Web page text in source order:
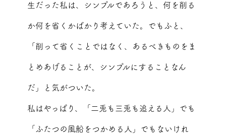
生だった私は、シンプルであろうと、何を削る
か何を省くかばかり考えていた。でもふと、
「削って省くことではなく、あるべきものをま
とめあげることが、シンプルにすることなん
だ」と気がついた。
私はやっぱり、「二兎も三兎も追える人」でも
「ふたつの風船をつかめる人」でもないけれ